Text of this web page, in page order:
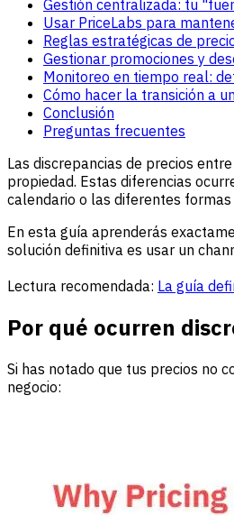
Gestión centralizada: tu
Usar PriceLabs para
Reglas estratégicas de
Gestionar promociones y
Monitoreo en tiempo real:
Cómo hacer la transición a
Conclusión
Preguntas frecuentes
Las discrepancias de precios
propiedad. Estas diferencias
calendario o las diferentes
En esta guía aprenderás
solución definitiva es usar un
Lectura recomendada: La guía
Por qué ocurren
Si has notado que tus precios no
negocio: